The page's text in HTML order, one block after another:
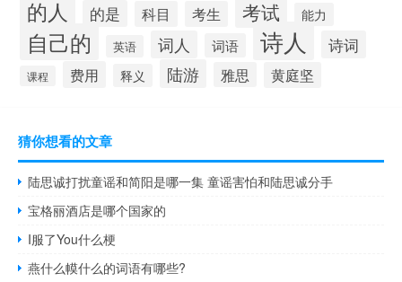
的人 的是 科目 考生 考试 能力
自己的 英语 词人 词语 诗人 诗词
课程 费用 释义 陆游 雅思 黄庭坚
猜你想看的文章
陆思诚打扰童谣和简阳是哪一集 童谣害怕和陆思诚分手
宝格丽酒店是哪个国家的
I服了You什么梗
燕什么幙什么的词语有哪些?